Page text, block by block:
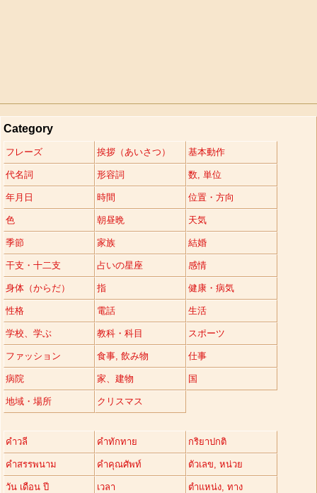
Category
フレーズ 挨拶（あいさつ） 基本動作
代名詞 形容詞 数, 単位
年月日 時間 位置・方向
色 朝昼晩 天気
季節 家族 結婚
干支・十二支 占いの星座 感情
身体（からだ） 指 健康・病気
性格 電話 生活
学校、学ぶ 教科・科目 スポーツ
ファッション 食事, 飲み物 仕事
病院 家、建物 国
地域・場所 クリスマス
คำวลี คำทักทาย กริยาปกติ
คำสรรพนาม คำคุณศัพท์ ตัวเลข, หน่วย
วัน เดือน ปี เวลา ตำแหน่ง, ทาง